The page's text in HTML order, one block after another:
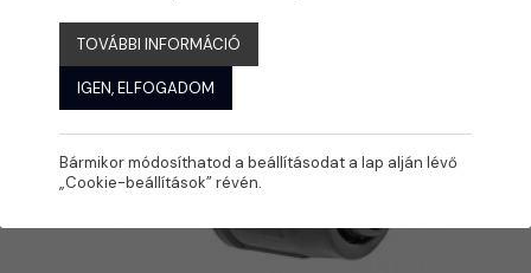
TOVÁBBI INFORMÁCIÓ
IGEN, ELFOGADOM
Bármikor módosíthatod a beállításodat a lap alján lévő
„Cookie-beállítások” révén.